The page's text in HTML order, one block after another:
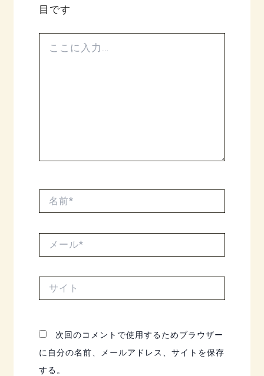
目です
次回のコメントで使用するためブラウザー
に自分の名前、メールアドレス、サイトを保存
する。